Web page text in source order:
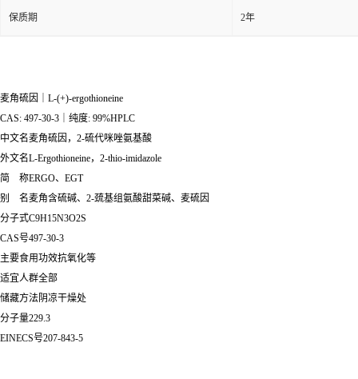
保质期 2年
麦角硫因｜L-(+)-ergothioneine
CAS: 497-30-3｜纯度: 99%HPLC
中文名麦角硫因，2-硫代咪唑氨基酸
外文名L-Ergothioneine，2-thio-imidazole
简 称ERGO、EGT
别 名麦角含硫碱、2-巯基组氨酸甜菜碱、麦硫因
分子式C9H15N3O2S
CAS号497-30-3
主要食用功效抗氧化等
适宜人群全部
储藏方法阴凉干燥处
分子量229.3
EINECS号207-843-5